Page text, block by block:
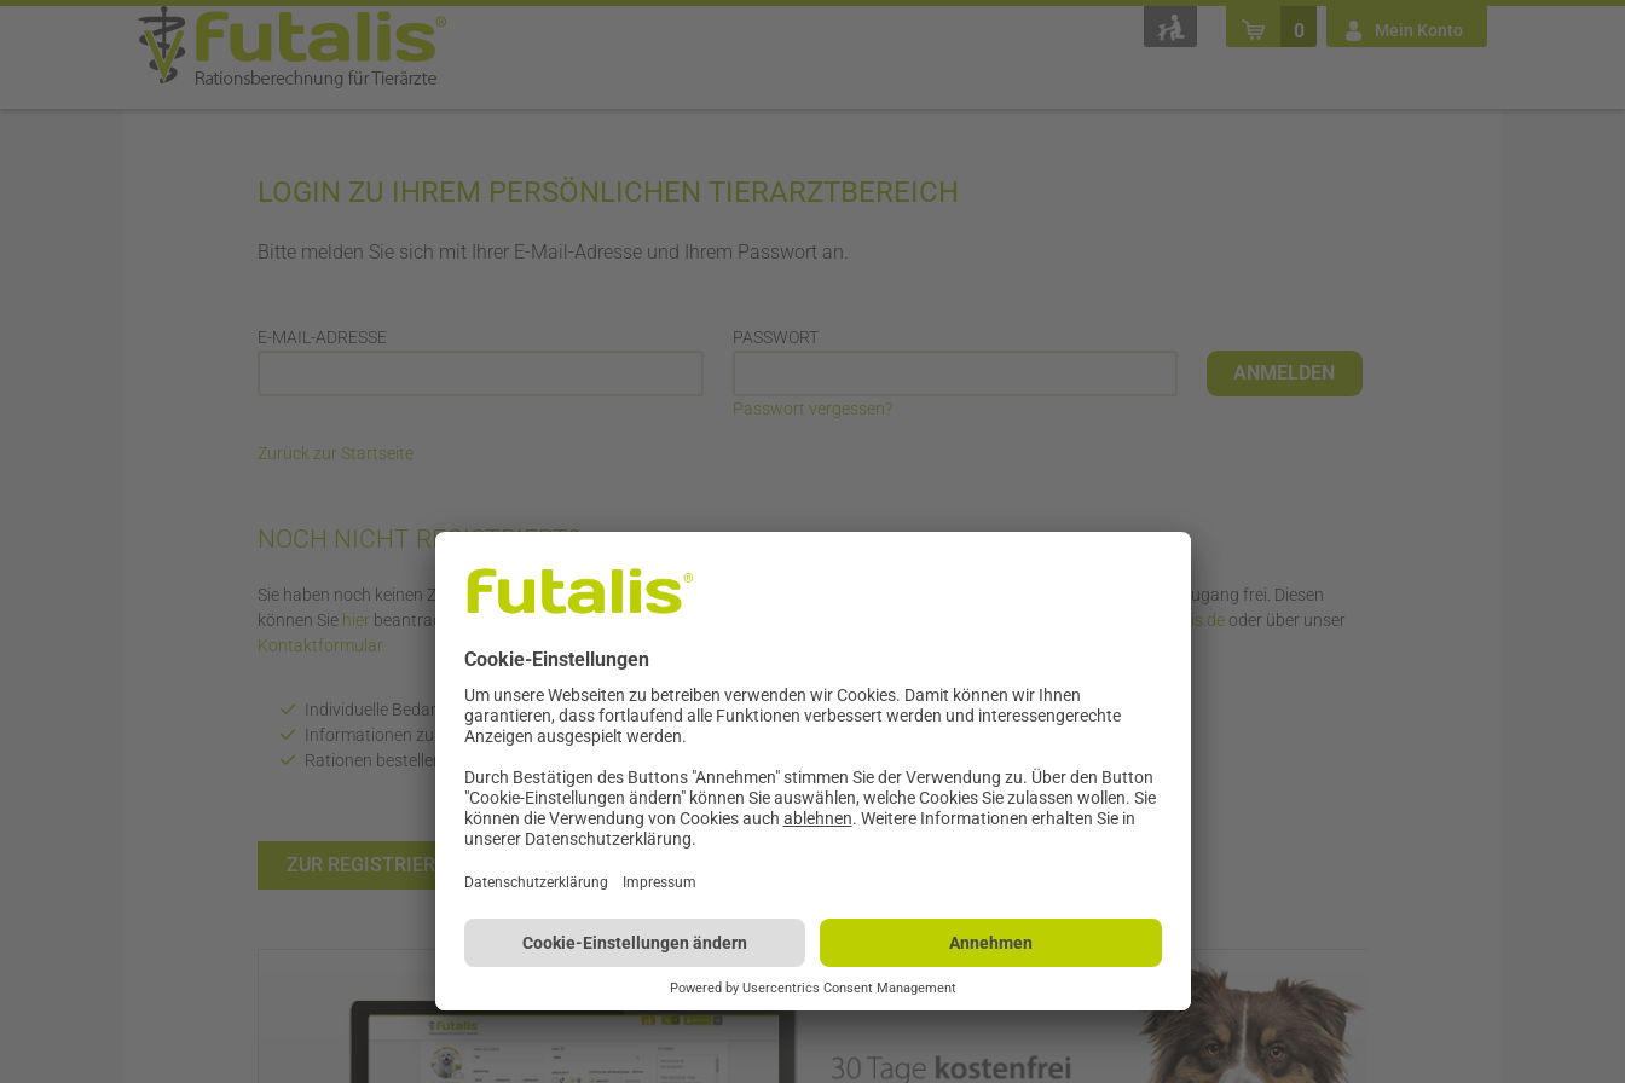
0 Mein Konto
LOGIN ZU IHREM PERSÖNLICHEN TIERARZTBEREICH
Bitte melden Sie sich mit Ihrer E-Mail-Adresse und Ihrem Passwort an.
E-MAIL-ADRESSE PASSWORT
Passwort vergessen?
ANMELDEN
Zurück zur Startseite
NOCH NICHT REGISTRIERT?
Sie haben noch keinen Zugang zu unserem tierarztexklusiven Online-Portal? Gerne schalten wir Ihnen einen kostenfreien Testzugang frei. Diesen
können Sie hier beantragen. Alternativ erreichen Sie uns telefonisch unter +49 (0)341 39298796, per E-Mail unter praxis@futalis.de oder über unser
Kontaktformular.
Individuelle Bedarfswertermittlung für Ihre Patienten
Informationen zu Diätetik, Wachstums- und Diätkurven
Rationen bestellen, die optimal auf die Bedürfnisse Ihrer Patienten abgestimmt sind
ZUR REGISTRIERUNG